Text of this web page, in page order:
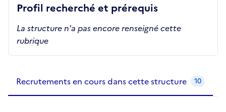
Profil recherché et prérequis
La structure n'a pas encore renseigné cette
rubrique
Recrutements en cours dans cette structure 10